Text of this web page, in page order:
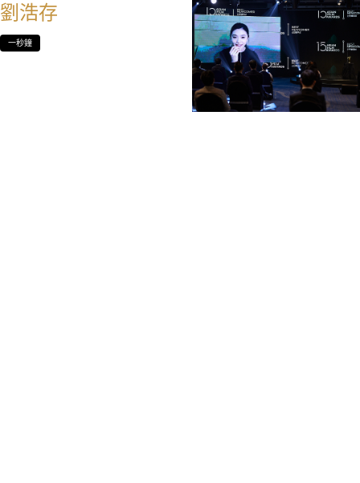
劉浩存
一秒鐘